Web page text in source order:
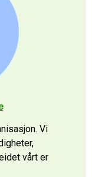
Vi
vårt er